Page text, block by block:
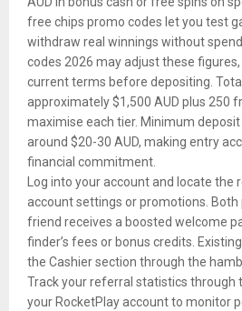
free chips promo codes let you test
withdraw real winnings without
codes 2026 may adjust these
current terms before depositing.
approximately $1,500 AUD plus 250
maximise each tier. Minimum
around $20-30 AUD, making entry
financial commitment.
Log into your account and locate the
account settings or promotions.
friend receives a boosted welcome
finder’s fees or bonus credits.
the Cashier section through the
Track your referral statistics through
your RocketPlay account to monitor